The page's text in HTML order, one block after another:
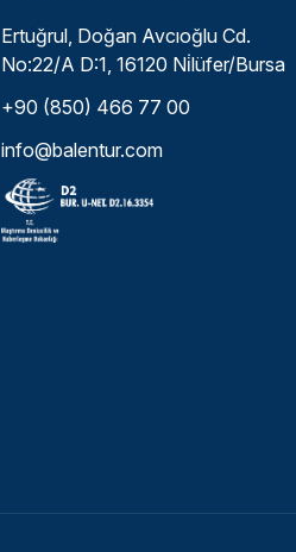
Ertuğrul, Doğan Avcıoğlu Cd.
No:22/A D:1, 16120 Ni̇lüfer/Bursa
+90 (850) 466 77 00
info@balentur.com